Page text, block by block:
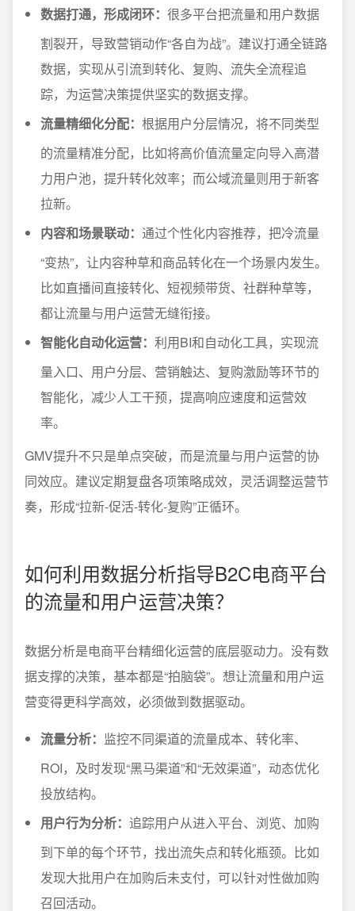
数据打通，形成闭环： 很多平台把流量和用户数据
割裂开，导致营销动作“各自为战”。建议打通全链路
数据，实现从引流到转化、复购、流失全流程追
踪，为运营决策提供坚实的数据支撑。
流量精细化分配： 根据用户分层情况，将不同类型
的流量精准分配，比如将高价值流量定向导入高潜
力用户池，提升转化效率；而公域流量则用于新客
拉新。
内容和场景联动： 通过个性化内容推荐，把冷流量
“变热”，让内容种草和商品转化在一个场景内发生。
比如直播间直接转化、短视频带货、社群种草等，
都让流量与用户运营无缝衔接。
智能化自动化运营： 利用BI和自动化工具，实现流
量入口、用户分层、营销触达、复购激励等环节的
智能化，减少人工干预，提高响应速度和运营效
率。
GMV提升不只是单点突破，而是流量与用户运营的协
同效应。建议定期复盘各项策略成效，灵活调整运营节
奏，形成“拉新-促活-转化-复购”正循环。
如何利用数据分析指导B2C电商平台
的流量和用户运营决策？
数据分析是电商平台精细化运营的底层驱动力。没有数
据支撑的决策，基本都是“拍脑袋”。想让流量和用户运
营变得更科学高效，必须做到数据驱动。
流量分析： 监控不同渠道的流量成本、转化率、
ROI，及时发现“黑马渠道”和“无效渠道”，动态优化
投放结构。
用户行为分析： 追踪用户从进入平台、浏览、加购
到下单的每个环节，找出流失点和转化瓶颈。比如
发现大批用户在加购后未支付，可以针对性做加购
召回活动。